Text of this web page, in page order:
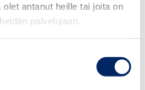
antanut heille tai joita on
palvelujaan.
lausunto
Mainonnan eettinen